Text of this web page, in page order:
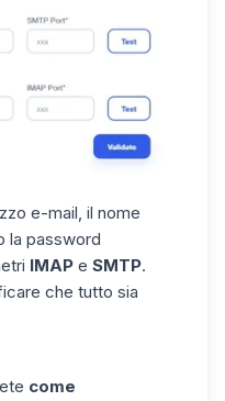
e-mail, il nome
la password
IMAP e SMTP.
che tutto sia
come